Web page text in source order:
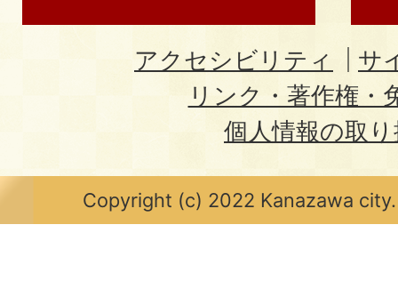
アクセシビリティ
サ
リンク・著作権・
個人情報の取
Copyright (c) 2022 Kanazawa